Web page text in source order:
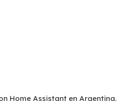
Home Assistant en Argentina.